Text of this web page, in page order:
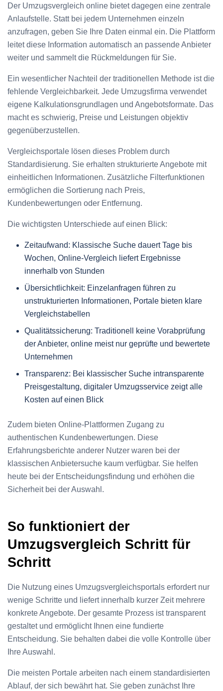
Der Umzugsvergleich online bietet dagegen eine zentrale
Anlaufstelle. Statt bei jedem Unternehmen einzeln
anzufragen, geben Sie Ihre Daten einmal ein. Die Plattform
leitet diese Information automatisch an passende Anbieter
weiter und sammelt die Rückmeldungen für Sie.
Ein wesentlicher Nachteil der traditionellen Methode ist die
fehlende Vergleichbarkeit. Jede Umzugsfirma verwendet
eigene Kalkulationsgrundlagen und Angebotsformate. Das
macht es schwierig, Preise und Leistungen objektiv
gegenüberzustellen.
Vergleichsportale lösen dieses Problem durch
Standardisierung. Sie erhalten strukturierte Angebote mit
einheitlichen Informationen. Zusätzliche Filterfunktionen
ermöglichen die Sortierung nach Preis,
Kundenbewertungen oder Entfernung.
Die wichtigsten Unterschiede auf einen Blick:
Zeitaufwand: Klassische Suche dauert Tage bis
Wochen, Online-Vergleich liefert Ergebnisse
innerhalb von Stunden
Übersichtlichkeit: Einzelanfragen führen zu
unstrukturierten Informationen, Portale bieten klare
Vergleichstabellen
Qualitätssicherung: Traditionell keine Vorabprüfung
der Anbieter, online meist nur geprüfte und bewertete
Unternehmen
Transparenz: Bei klassischer Suche intransparente
Preisgestaltung, digitaler Umzugsservice zeigt alle
Kosten auf einen Blick
Zudem bieten Online-Plattformen Zugang zu
authentischen Kundenbewertungen. Diese
Erfahrungsberichte anderer Nutzer waren bei der
klassischen Anbietersuche kaum verfügbar. Sie helfen
heute bei der Entscheidungsfindung und erhöhen die
Sicherheit bei der Auswahl.
So funktioniert der
Umzugsvergleich Schritt für
Schritt
Die Nutzung eines Umzugsvergleichsportals erfordert nur
wenige Schritte und liefert innerhalb kurzer Zeit mehrere
konkrete Angebote. Der gesamte Prozess ist transparent
gestaltet und ermöglicht Ihnen eine fundierte
Entscheidung. Sie behalten dabei die volle Kontrolle über
Ihre Auswahl.
Die meisten Portale arbeiten nach einem standardisierten
Ablauf, der sich bewährt hat. Sie geben zunächst Ihre